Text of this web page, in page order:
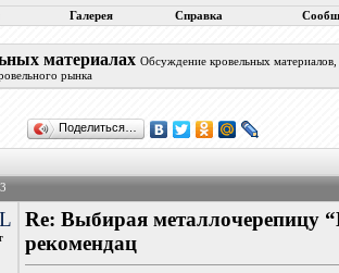
Галерея Справка
материалах Обсуждение кровельных
рынка
Поделиться…
Re: Выбирая металлочерепицу
рекомендац